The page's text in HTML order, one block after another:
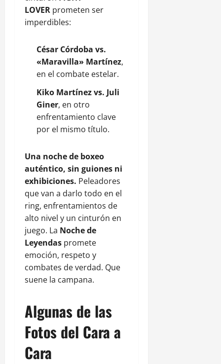
LOVER prometen ser
imperdibles:
César Córdoba vs.
«Maravilla» Martínez,
en el combate estelar.
Kiko Martínez vs. Juli
Giner, en otro
enfrentamiento clave
por el mismo título.
Una noche de boxeo
auténtico, sin guiones ni
exhibiciones. Peleadores
que van a darlo todo en el
ring, enfrentamientos de
alto nivel y un cinturón en
juego. La Noche de
Leyendas promete
emoción, respeto y
combates de verdad. Que
suene la campana.
Algunas de las
Fotos del Cara a
Cara